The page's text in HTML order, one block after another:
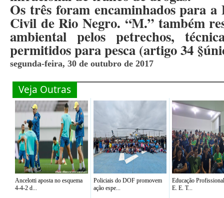
Os três foram encaminhados para a
Civil de Rio Negro. “M.” também
ambiental pelos petrechos,
permitidos para pesca (artigo 34
segunda-feira, 30 de outubro de 2017
Veja Outras
Ancelotti aposta no esquema
4-4-2 d...
Policiais do DOF promovem
ação espe...
Educação
E. E. T...